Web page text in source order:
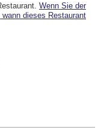
Wenn Sie der
dieses Restaurant